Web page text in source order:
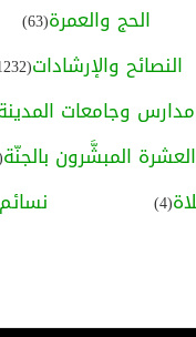
الحج والعمرة(63)
النصائح والإرشادات(1232)
مدارس وجامعات
العشرة المبشَّرون بالجنّة
(4)